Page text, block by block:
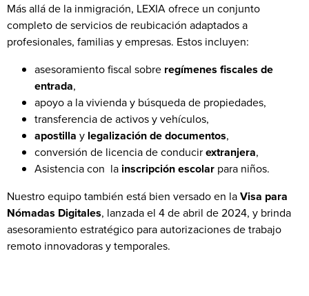
Más allá de la inmigración, LEXIA ofrece un conjunto
completo de servicios de reubicación adaptados a
profesionales, familias y empresas. Estos incluyen:
asesoramiento fiscal sobre regímenes fiscales de
entrada,
apoyo a la vivienda y búsqueda de propiedades,
transferencia de activos y vehículos,
apostilla y legalización de documentos,
conversión de licencia de conducirextranjera,
Asistencia con la inscripción escolarpara niños.
Nuestro equipo también está bien versado en laVisa para
Nómadas Digitales, lanzada el 4 de abril de 2024, y brinda
asesoramiento estratégico para autorizaciones de trabajo
remoto innovadoras y temporales.